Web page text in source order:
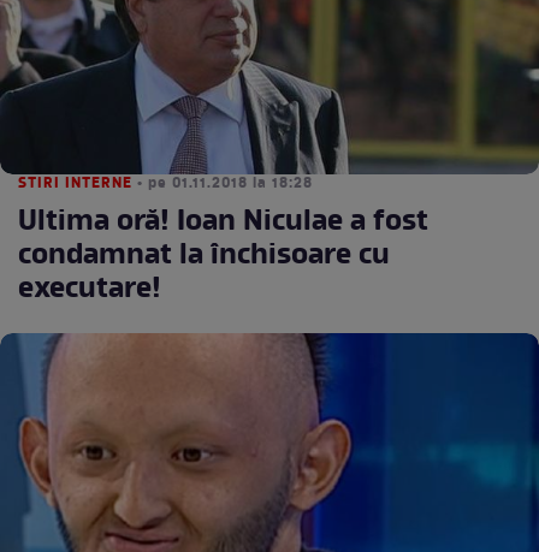
STIRI INTERNE • pe 01.11.2018 la 18:28
Ultima oră! Ioan Niculae a fost
condamnat la închisoare cu
executare!